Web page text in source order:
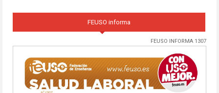
FEUSO informa
FEUSO INFORMA 1307